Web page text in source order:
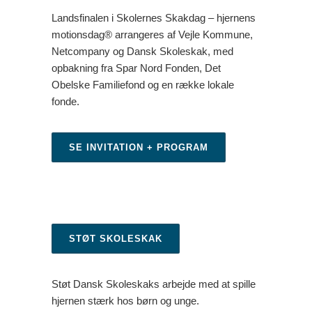
Landsfinalen i Skolernes Skakdag – hjernens
motionsdag® arrangeres af Vejle Kommune,
Netcompany og Dansk Skoleskak, med
opbakning fra Spar Nord Fonden, Det
Obelske Familiefond og en række lokale
fonde.
SE INVITATION + PROGRAM
STØT SKOLESKAK
Støt Dansk Skoleskaks arbejde med at spille
hjernen stærk hos børn og unge.